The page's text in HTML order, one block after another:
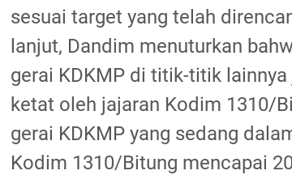
sesuai target yang telah
lanjut, Dandim menuturkan
gerai KDKMP di titik-titik
ketat oleh jajaran Kodim 1310/
gerai KDKMP yang sedang
Kodim 1310/Bitung mencapai